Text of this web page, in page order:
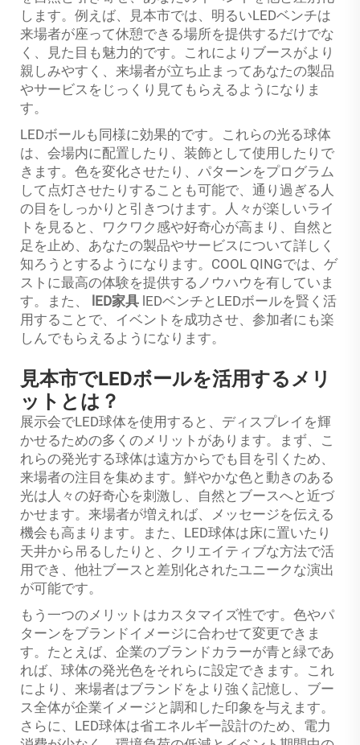
します。例えば、見本市では、明るいLEDベンチは
来場者が座って休憩できる場所を提供するだけでな
く、見た目も魅力的です。これによりブースがより
親しみやすく、来場者が立ち止まってあなたの製品
やサービスをじっくり見てもらえるようになりま
す。
LEDボールも同様に効果的です。これらの光る球体
は、会場内に配置したり、装飾として使用したりで
きます。色を変化させたり、パターンをプログラム
して点灯させたりすることも可能で、通り過ぎる人
の目をしっかりと引きつけます。人々が楽しいライ
トを見ると、ワクワク感や好奇心が高まり、自然と
足を止め、あなたの製品やサービスについて詳しく
知ろうとするようになります。COOL QINGでは、ゲ
ストに最高の体験を提供するノウハウを有していま
す。また、
lED家具 lEDベンチとLEDボールを賢く活
用することで、イベントを成功させ、参加者にも楽
しんでもらえるようになります。
見本市でLEDボールを活用するメリ
ットとは？
展示会でLED球体を使用すると、ディスプレイを輝
かせるための多くのメリットがあります。まず、こ
れらの発光する球体は遠方からでも目を引くため、
来場者の注目を集めます。鮮やかな色と動きのある
光は人々の好奇心を刺激し、自然とブースへと近づ
かせます。来場者が増えれば、メッセージを伝える
機会も高まります。また、LED球体は床に置いたり
天井から吊るしたりと、クリエイティブな方法で活
用でき、他社ブースと差別化されたユニークな演出
が可能です。
もう一つのメリットはカスタマイズ性です。色やパ
ターンをブランドイメージに合わせて変更できま
す。たとえば、企業のブランドカラーが青と緑であ
れば、球体の発光色をそれらに設定できます。これ
により、来場者はブランドをより強く記憶し、ブー
ス全体が企業イメージと調和した印象を与えます。
さらに、LED球体は省エネルギー設計のため、電力